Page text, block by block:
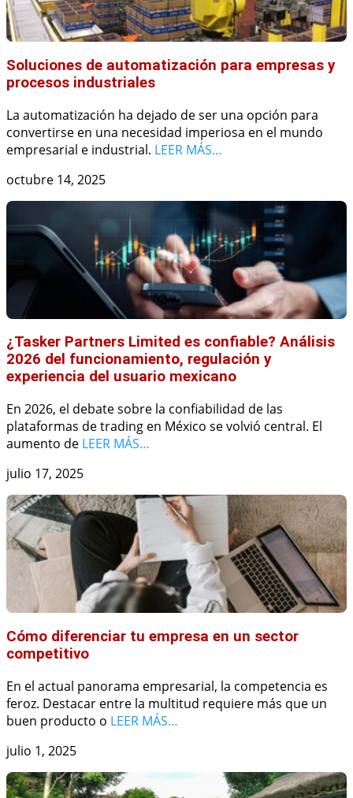
Soluciones de automatización para empresas y
procesos industriales
La automatización ha dejado de ser una opción para
convertirse en una necesidad imperiosa en el mundo
empresarial e industrial. LEER MÁS…
octubre 14, 2025
¿Tasker Partners Limited es confiable? Análisis
2026 del funcionamiento, regulación y
experiencia del usuario mexicano
En 2026, el debate sobre la confiabilidad de las
plataformas de trading en México se volvió central. El
aumento de LEER MÁS…
julio 17, 2025
Cómo diferenciar tu empresa en un sector
competitivo
En el actual panorama empresarial, la competencia es
feroz. Destacar entre la multitud requiere más que un
buen producto o LEER MÁS…
julio 1, 2025